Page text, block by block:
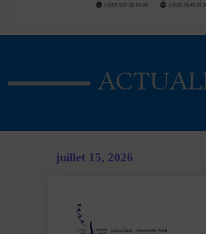
juillet 15, 2026